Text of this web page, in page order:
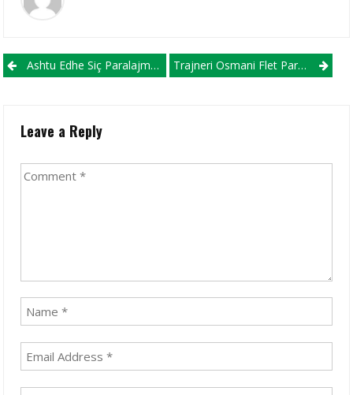
Post navigation
Ashtu Edhe Siç Paralajmëruam, Valon Ahmedi Vishet Sërish “kuqezi” Trajneri Osmani Flet Para Ndeshjes Me Tikveshin
Leave a Reply